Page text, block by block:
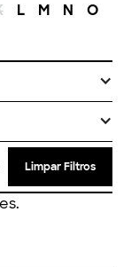
L M N O
Limpar Filtros